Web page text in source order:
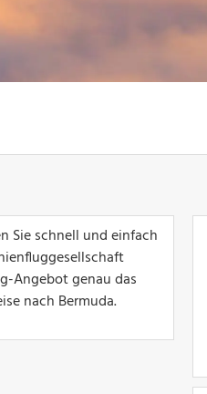
Sie schnell und einfach
Angebot genau das
nach Bermuda.